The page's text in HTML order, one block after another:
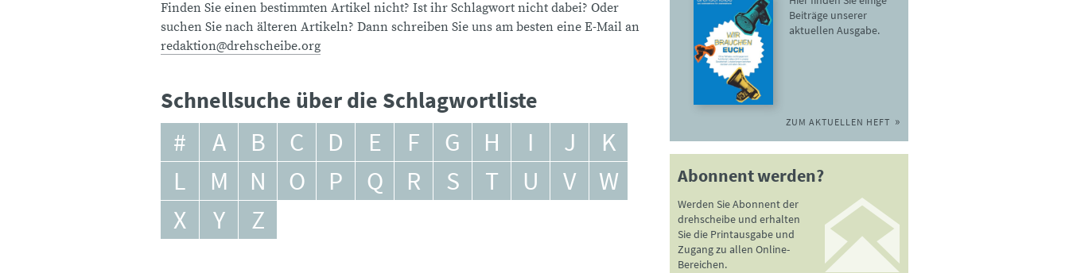
Finden Sie einen bestimmten Artikel nicht? Ist ihr Schlagwort nicht dabei? Oder
suchen Sie nach älteren Artikeln? Dann schreiben Sie uns am besten eine E-Mail an
redaktion@drehscheibe.org
Schnellsuche über die Schlagwortliste
# A B C D E F G H I J
K
L
M N O P Q R S T U V
W
X
Y Z
Beiträge unserer
aktuellen Ausgabe.
ZUM AKTUELLEN HEFT
Abonnent werden?
Werden Sie Abonnent der
drehscheibe und erhalten
Sie die Printausgabe und
Zugang zu allen Online-
Bereichen.